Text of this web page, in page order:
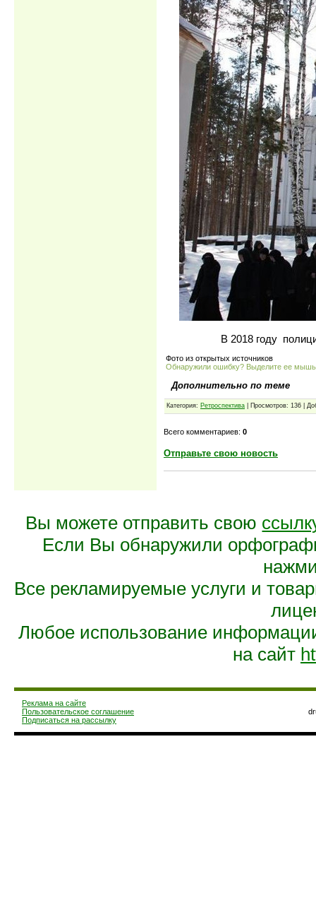
В 2018 году
Фото из открытых источников
Обнаружили ошибку? Выделите ее
Дополнительно по теме
Категория: Ретроспектива | Просмотров: 136 |
Всего комментариев: 0
Отправьте свою новость
Вы можете отправить свою
Если Вы обнаружили
Все рекламируемые услуги и
Любое использование
на сайт
Реклама на сайте
Пользовательское соглашение
Подписаться на рассылку